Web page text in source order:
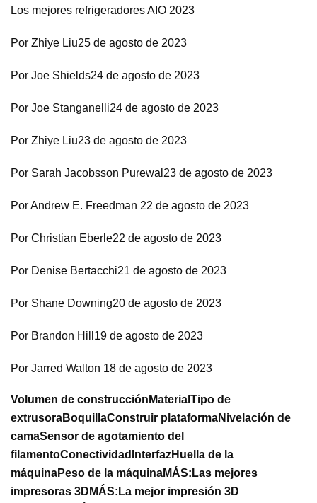
Los mejores refrigeradores AIO 2023
Por Zhiye Liu25 de agosto de 2023
Por Joe Shields24 de agosto de 2023
Por Joe Stanganelli24 de agosto de 2023
Por Zhiye Liu23 de agosto de 2023
Por Sarah Jacobsson Purewal23 de agosto de 2023
Por Andrew E. Freedman 22 de agosto de 2023
Por Christian Eberle22 de agosto de 2023
Por Denise Bertacchi21 de agosto de 2023
Por Shane Downing20 de agosto de 2023
Por Brandon Hill19 de agosto de 2023
Por Jarred Walton 18 de agosto de 2023
Volumen de construcción Material Tipo de
extrusoraBoquillaConstruir plataformaNivelación de
camaSensor de agotamiento del
filamentoConectividad InterfazHuella de la
máquinaPeso de la máquinaMÁS: Las mejores
impresoras 3D MÁS: La mejor impresión 3D